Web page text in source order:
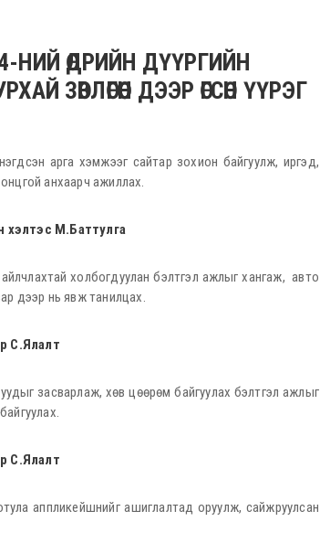
НИЙ ӨДРИЙН ДҮҮРГИЙН
ДЭЭР ӨГСӨН ҮҮРЭГ
арга хэмжээг сайтар зохион байгуулж, иргэд,
анхаарч ажиллах.
хэлтэс М.Баттулга
холбогдуулан бэлтгэл ажлыг хангаж, авто
дээр нь явж танилцах.
С.Ялалт
засварлаж, хөв цөөрөм байгуулах бэлтгэл ажлыг
С.Ялалт
аппликейшнийг ашиглалтад оруулж, сайжруулсан